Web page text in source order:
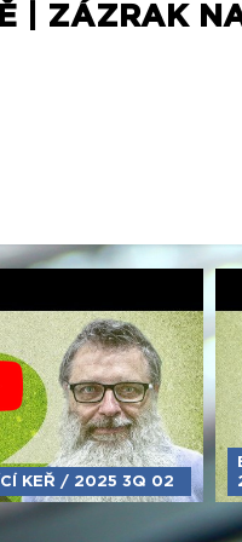
| ZÁZRAK
KEŘ / 2025 3Q 02